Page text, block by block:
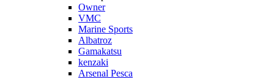
Owner
VMC
Marine Sports
Albatroz
Gamakatsu
kenzaki
Arsenal Pesca